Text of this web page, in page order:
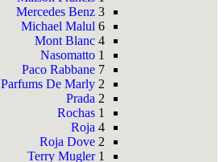
Mercedes Benz 3
Michael Malul 6
Mont Blanc 4
Nasomatto 1
Paco Rabbane 7
Parfums De Marly 2
Prada 2
Rochas 1
Roja 4
Roja Dove 2
Terry Mugler 1